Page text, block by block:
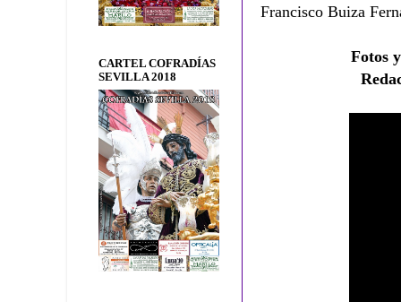
Francisco Buiza
Fotos
CARTEL COFRADÍAS
SEVILLA 2018